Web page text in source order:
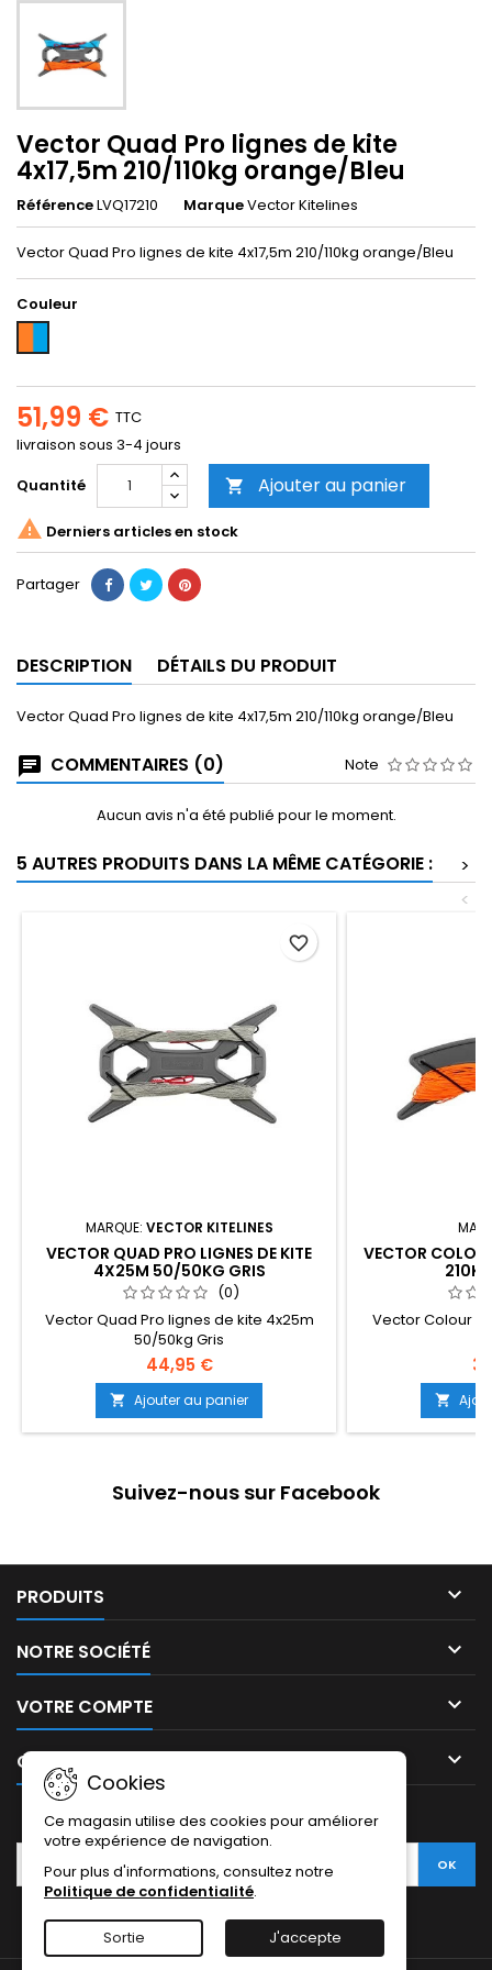
Vector Quad Pro lignes de kite
4x17,5m 210/110kg orange/Bleu
RéférenceLVQ17210 MarqueVector Kitelines
Vector Quad Pro lignes de kite 4x17,5m 210/110kg orange/Bleu
Couleur
Bleu
51,99 € TTC
livraison sous 3-4 jours
Quantité
 Ajouter au panier
 Derniers articles en stock
Partager
DESCRIPTION DÉTAILS DU PRODUIT
Vector Quad Pro lignes de kite 4x17,5m 210/110kg orange/Bleu
COMMENTAIRES (0) Note
Aucun avis n'a été publié pour le moment.
5 AUTRES PRODUITS DANS LA MÊME CATÉGORIE :
>
<
MARQUE: VECTOR KITELINES
VECTOR QUAD PRO LIGNES DE KITE
4X25M 50/50KG GRIS
(0)
Vector Quad Pro lignes de kite 4x25m
50/50kg Gris
44,95 €
 Ajouter au panier
favorite_border
VECTOR
Vector Colour

Suivez-nous sur Facebook
PRODUITS 
NOTRE SOCIÉTÉ 
VOTRE COMPTE 
CONTACT 
Cookies
Ce magasin utilise des cookies pour améliorer
votre expérience de navigation.
Pour plus d'informations, consultez notre
Politique de confidentialité.
Sortie J'accepte
LETTRE D'INFORMATIONS